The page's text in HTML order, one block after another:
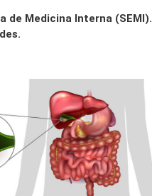
de Medicina Interna (SEMI).